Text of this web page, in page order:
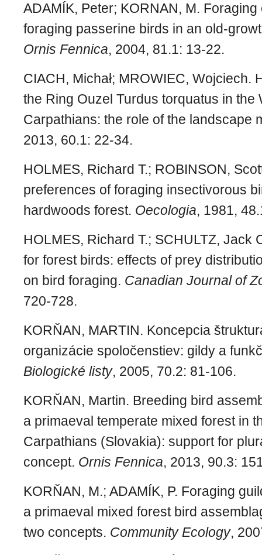
ADAMÍK, Peter; KORNAN, M.
foraging passerine birds in an old-
Ornis Fennica, 2004, 81.1: 13-22.
CIACH, Michał; MROWIEC, Wojciech.
the Ring Ouzel Turdus torquatus in the
Carpathians: the role of the landscape
2013, 60.1: 22-34.
HOLMES, Richard T.; ROBINSON,
preferences of foraging insectivorous
hardwoods forest. Oecologia, 1981,
HOLMES, Richard T.; SCHULTZ, Jack
for forest birds: effects of prey
on bird foraging. Canadian Journal of
720-728.
KORŇAN, MARTIN. Koncepcia
organizácie spoločenstiev: gildy a
Biologické listy, 2005, 70.2: 81-106.
KORŇAN, Martin. Breeding bird
a primaeval temperate mixed forest in
Carpathians (Slovakia): support for
concept. Ornis Fennica, 2013, 90.3:
KORŇAN, M.; ADAMÍK, P. Foraging
a primaeval mixed forest bird
two concepts. Community Ecology,